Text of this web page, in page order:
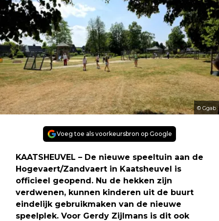
© Ggab
Voeg toe als voorkeursbron op Google
KAATSHEUVEL – De nieuwe speeltuin aan de
Hogevaert/Zandvaert in Kaatsheuvel is
officieel geopend. Nu de hekken zijn
verdwenen, kunnen kinderen uit de buurt
eindelijk gebruikmaken van de nieuwe
speelplek. Voor Gerdy Zijlmans is dit ook